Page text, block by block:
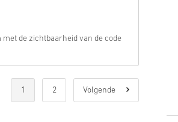
de zichtbaarheid van de code
1 2 Volgende